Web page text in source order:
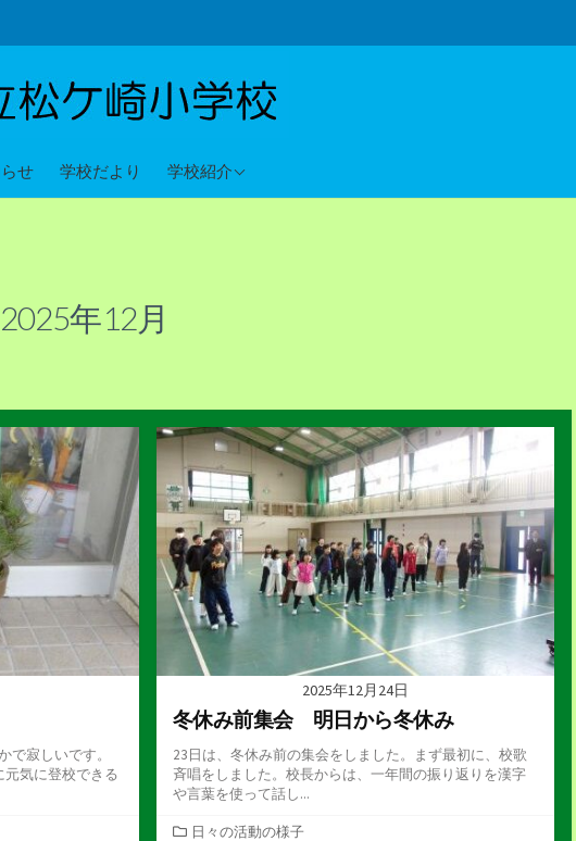
せ 学校だより 学校紹介
教育目標
2025年12月
で寂しいです。
元気に登校できる
2025年12月24日
冬休み前集会 明日から冬休み
23日は、冬休み前の集会をしました。まず最初に、校歌
斉唱をしました。校長からは、一年間の振り返りを漢字
や言葉を使って話し...
カ日々の活動の様子